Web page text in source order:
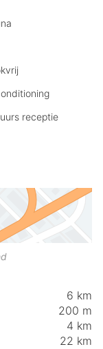
receptie
6 km
200 m
4 km
22 km